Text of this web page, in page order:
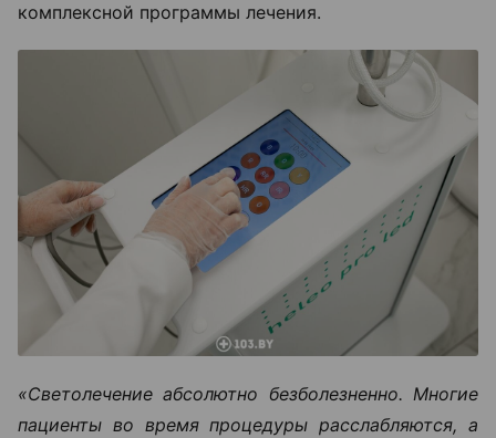
комплексной программы лечения.
«Светолечение абсолютно безболезненно. Многие
пациенты во время процедуры расслабляются, а